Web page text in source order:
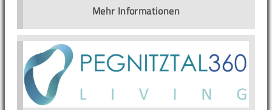
Mehr Informationen